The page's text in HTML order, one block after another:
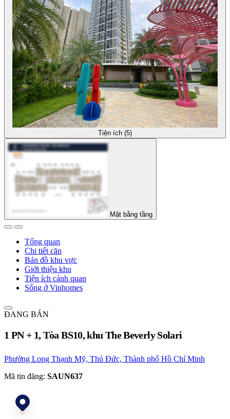
Tiện ích (5)
Mặt bằng tầng
Tổng quan
Chi tiết căn
Bản đồ khu vực
Giới thiệu khu
Tiện ích cảnh quan
Sống ở Vinhomes
ĐANG BÁN
1 PN + 1, Tòa BS10, khu The Beverly Solari
Phường Long Thạnh Mỹ, Thủ Đức, Thành phố Hồ Chí Minh
Mã tin đăng: SAUN637